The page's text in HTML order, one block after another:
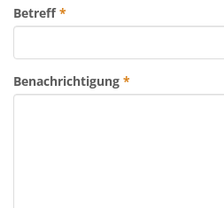
Betreff*
Benachrichtigung *